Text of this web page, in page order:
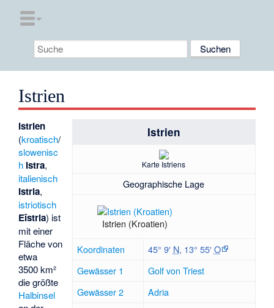
Istrien
Istrien
Karte Istriens
Geographische Lage
Istrien (Kroatien)
Koordinaten 45° 9′ N, 13° 55′O
Gewässer 1
Golf von Triest
Gewässer 2
Adria
Istrien
(kroatisch/
slowenisc
h Istra,
italienisch
Istria,
istriotisch
Eîstria) ist
mit einer
Fläche von
etwa
3500 km²
die größte
Halbinsel